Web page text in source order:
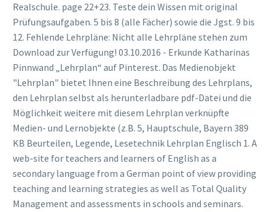
Realschule. page 22+23. Teste dein Wissen mit original
Prüfungsaufgaben. 5 bis 8 (alle Fächer) sowie die Jgst. 9 bis
12. Fehlende Lehrpläne: Nicht alle Lehrpläne stehen zum
Download zur Verfügung! 03.10.2016 - Erkunde Katharinas
Pinnwand „Lehrplan“ auf Pinterest. Das Medienobjekt
"Lehrplan" bietet Ihnen eine Beschreibung des Lehrplans,
den Lehrplan selbst als herunterladbare pdf-Datei und die
Möglichkeit weitere mit diesem Lehrplan verknüpfte
Medien- und Lernobjekte (z.B. 5, Hauptschule, Bayern 389
KB Beurteilen, Legende, Lesetechnik Lehrplan Englisch 1. A
web-site for teachers and learners of English as a
secondary language from a German point of view providing
teaching and learning strategies as well as Total Quality
Management and assessments in schools and seminars.